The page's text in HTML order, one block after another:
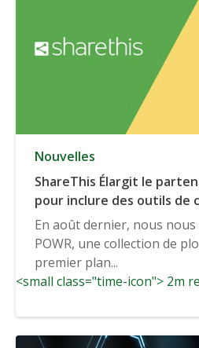
Nouvelles
ShareThis Élargit le
pour inclure des outils de
formulaires et de
En août dernier, nous nous
POWR, une collection de
premier plan...
<small class="time-icon"> 2m